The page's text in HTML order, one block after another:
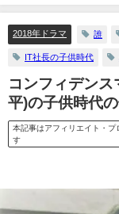
子供時代の子役は誰？
2018年ドラマ 誰
IT社長の子供時代
コンフィデン
平)の子供時代
本記事はアフィリエイト・プ
す